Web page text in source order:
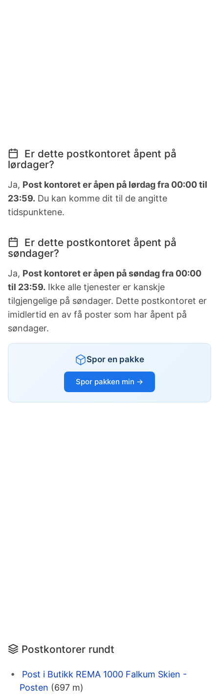
Er dette postkontoret åpent på
lørdager?
Ja, Post kontoret er åpen på lørdag fra 00:00 til
23:59. Du kan komme dit til de angitte
tidspunktene.
Er dette postkontoret åpent på
søndager?
Ja, Post kontoret er åpen på søndag fra 00:00
til 23:59. Ikke alle tjenester er kanskje
tilgjengelige på søndager. Dette postkontoret er
imidlertid en av få poster som har åpent på
søndager.
Spor en pakke
Spor pakken min →
Postkontorer rundt
Post i Butikk REMA 1000 Falkum Skien -
Posten (697 m)